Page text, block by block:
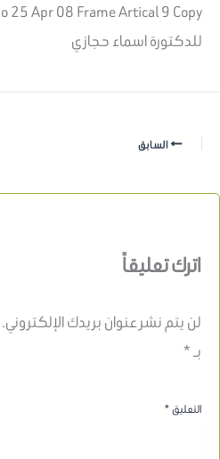
للدكتورة اسماء حجازي
السابق
اترك تعليقاً
لن يتم نشر عنوان بريدك الإلكتروني.
بـ*
التعليق*